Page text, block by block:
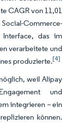
CAGR von 11,01
Commerce-
das im
verarbeitete und
produzierte.[4]
weil Alipay
und
integrieren – ein
können.